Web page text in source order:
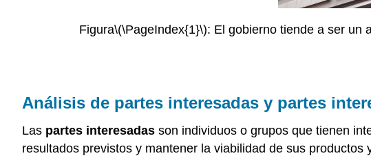
Figura\(\PageIndex{1}\): El gobierno tiende a ser un
Análisis de partes interesadas y partes
Las partes interesadas son individuos o grupos que tienen
resultados previstos y mantener la viabilidad de sus